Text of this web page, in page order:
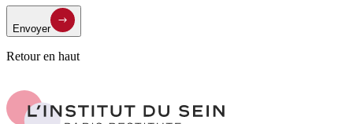
Envoyer
Retour en haut